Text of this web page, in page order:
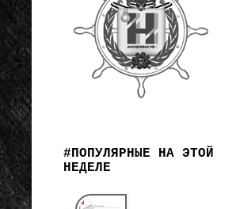
#ПОПУЛЯРНЫЕ НА ЭТОЙ
НЕДЕЛЕ